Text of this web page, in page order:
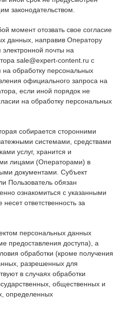
законодательством.
момент отозвать свое согласие
данных, направив Оператору
почты на
sale@expert-content.ru с
на обработку персональных
официального запроса на
если иной порядок не
на обработку персональных
собирается сторонними
системами, средствами
услуг, хранится и
лицами (Операторами) в
документами. Субъект
Пользователь обязан
ознакомиться с указанными
ответственность за
персональных данных
предоставления доступа), а
обработки (кроме получения
разрешенных для
в случаях обработки
общественных и
определенных